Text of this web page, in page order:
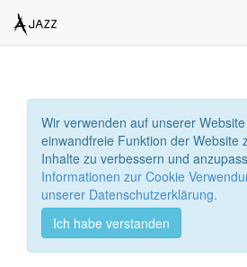
Wir verwenden auf unserer
einwandfreie Funktion der Website
Inhalte zu verbessern und
Informationen zur Cookie
unserer Datenschutzerklärung.
Ich habe verstanden